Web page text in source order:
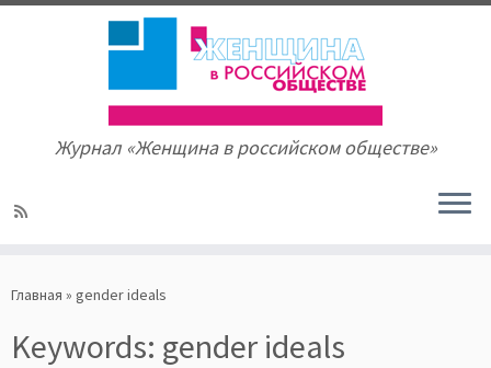
to
Журнал «Женщина в российском обществе»
Главная » gender ideals
Keywords: gender ideals